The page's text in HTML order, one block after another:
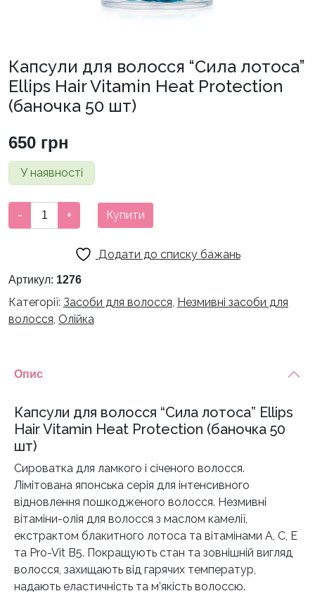
Капсули для волосся “Сила лотоса”
Ellips Hair Vitamin Heat Protection
(баночка 50 шт)
650 грн
У наявності
Капсули
для
лотоса"
Hair
Vitamin
(баночка
шт)
кількість
- + Купити
Додати до списку бажань
Артикул: 1276
Категорії: Засоби для волосся Незмивні засоби для
волосся Олійка
Опис
Капсули для волосся “Сила лотоса” Ellips
Hair Vitamin Heat Protection (баночка 50
шт)
Сироватка для ламкого і січеного волосся.
Лімітована японська серія для інтенсивного
відновлення пошкодженого волосся. Незмивні
вітаміни-олія для волосся з маслом камелії,
екстрактом блакитного лотоса та вітамінами A, C, E
та Pro-Vit B5. Покращують стан та зовнішній вигляд
волосся, захищають від гарячих температур,
надають еластичність та м’якість волоссю.